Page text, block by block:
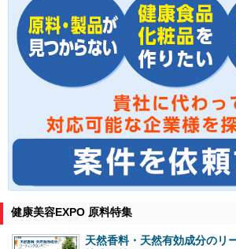
健康美容EXPO 原料特集
天然香料・天然有効成分のリ